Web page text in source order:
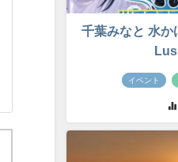
千葉みなと 水か
イベント